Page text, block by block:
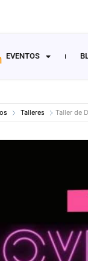
EVENTOS
Talleres Taller de